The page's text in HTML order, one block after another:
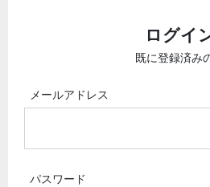
ログイ
既に登録済み
メールアドレス
パスワード